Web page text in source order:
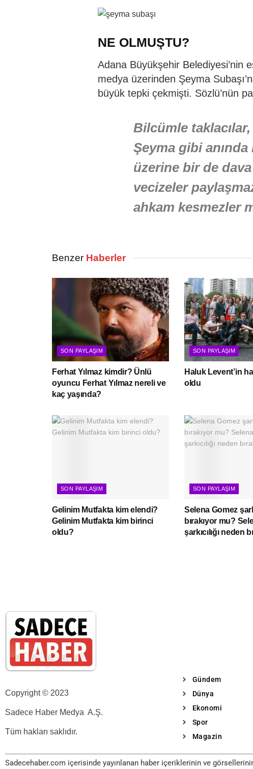
NE OLMUŞTU?
Adana Büyükşehir Belediyesi’nin
medya üzerinden Şeyma
büyük tepki çekmişti. Sözlü’nün
Bilcümle
Şeyma gibi
üzerine bir de dava
vecizeler
ahkam kesmezler
Benzer Haberler
SON PAYLAŞIM
Ferhat Yılmaz kimdir? Ünlü
oyuncu Ferhat Yılmaz nereli ve
kaç yaşında?
SON PAYLAŞIM
Haluk Levent’in
oldu
SON PAYLAŞIM
Gelinim Mutfakta kim elendi?
Gelinim Mutfakta kim birinci
oldu?
SON PAYLAŞIM
Selena Gomez
bırakıyor mu?
şarkıcılığı neden
Copyright © 2023
Sadece Haber Medya A.Ş.
Tüm hakları saklıdır.
Gündem
Dünya
Ekonomi
Spor
Magazin
Sadecehaber.com içerisinde yayınlanan haber içeriklerinin ve